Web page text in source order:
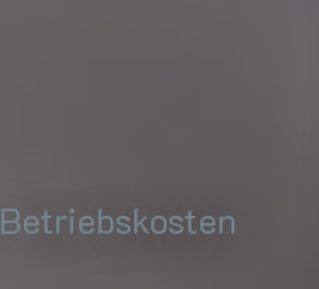
Betriebskosten